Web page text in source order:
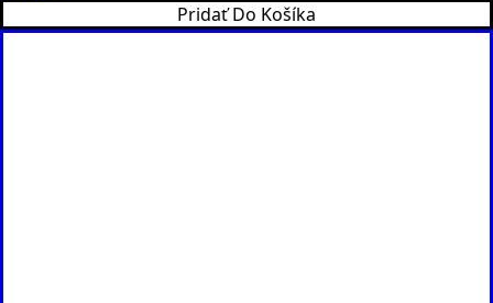
Pridať Do Košíka